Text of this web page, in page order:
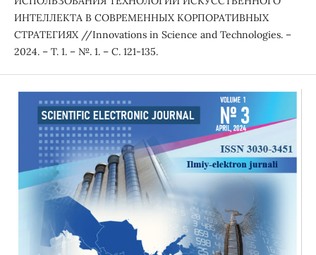
ИНТЕЛЛЕКТА В СОВРЕМЕННЫХ КОРПОРАТИВНЫХ
СТРАТЕГИЯХ //Innovations in Science and Technologies. –
2024. – Т. 1. – №. 1. – С. 121-135.